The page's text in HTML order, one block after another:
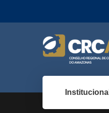
Institucional